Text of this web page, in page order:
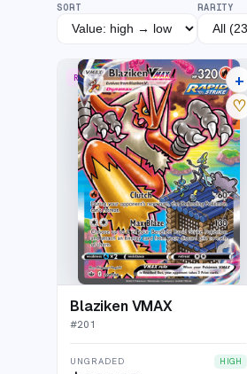
SORT RARITY
RARE RAINBOW 33 listings
+
♡
Blaziken VMAX
#201
UNGRADED HIGH